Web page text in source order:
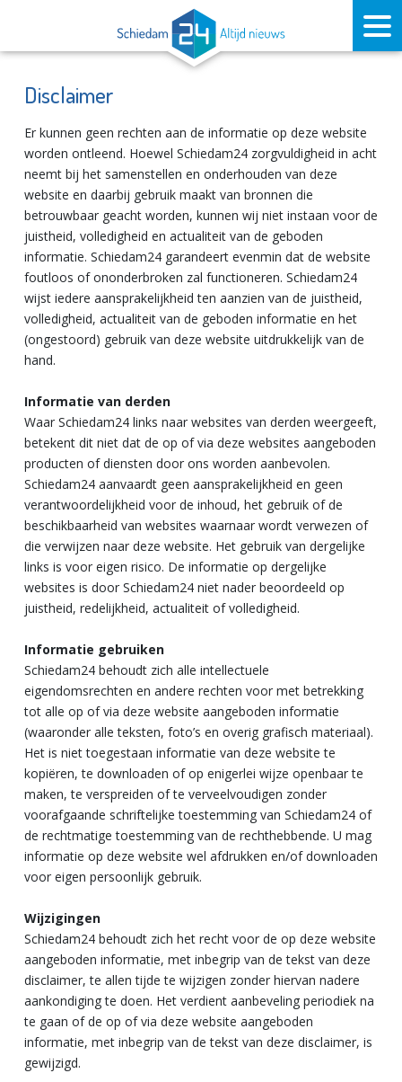
Disclaimer
Er kunnen geen rechten aan de informatie op deze website
worden ontleend. Hoewel Schiedam24 zorgvuldigheid in acht
neemt bij het samenstellen en onderhouden van deze
website en daarbij gebruik maakt van bronnen die
betrouwbaar geacht worden, kunnen wij niet instaan voor de
juistheid, volledigheid en actualiteit van de geboden
informatie. Schiedam24 garandeert evenmin dat de website
foutloos of ononderbroken zal functioneren. Schiedam24
wijst iedere aansprakelijkheid ten aanzien van de juistheid,
volledigheid, actualiteit van de geboden informatie en het
(ongestoord) gebruik van deze website uitdrukkelijk van de
hand.
Informatie van derden
Waar Schiedam24 links naar websites van derden weergeeft,
betekent dit niet dat de op of via deze websites aangeboden
producten of diensten door ons worden aanbevolen.
Schiedam24 aanvaardt geen aansprakelijkheid en geen
verantwoordelijkheid voor de inhoud, het gebruik of de
beschikbaarheid van websites waarnaar wordt verwezen of
die verwijzen naar deze website. Het gebruik van dergelijke
links is voor eigen risico. De informatie op dergelijke
websites is door Schiedam24 niet nader beoordeeld op
juistheid, redelijkheid, actualiteit of volledigheid.
Informatie gebruiken
Schiedam24 behoudt zich alle intellectuele
eigendomsrechten en andere rechten voor met betrekking
tot alle op of via deze website aangeboden informatie
(waaronder alle teksten, foto’s en overig grafisch materiaal).
Het is niet toegestaan informatie van deze website te
kopiëren, te downloaden of op enigerlei wijze openbaar te
maken, te verspreiden of te verveelvoudigen zonder
voorafgaande schriftelijke toestemming van Schiedam24 of
de rechtmatige toestemming van de rechthebbende. U mag
informatie op deze website wel afdrukken en/of downloaden
voor eigen persoonlijk gebruik.
Wijzigingen
Schiedam24 behoudt zich het recht voor de op deze website
aangeboden informatie, met inbegrip van de tekst van deze
disclaimer, te allen tijde te wijzigen zonder hiervan nadere
aankondiging te doen. Het verdient aanbeveling periodiek na
te gaan of de op of via deze website aangeboden
informatie, met inbegrip van de tekst van deze disclaimer, is
gewijzigd.